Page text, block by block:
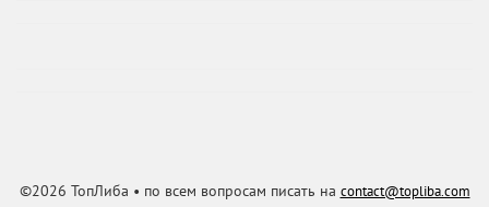
©2026 ТопЛиба • по всем вопросам писать на contact@topliba.com